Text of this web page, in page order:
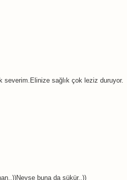
sağlık çok leziz duruyor.
buna da şükür..))